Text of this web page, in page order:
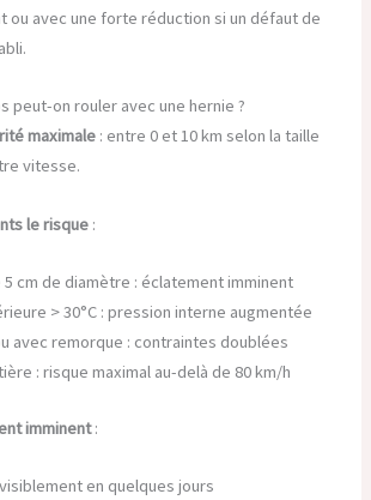
ou avec une forte réduction si un défaut de
peut-on rouler avec une hernie ?
maximale: entre 0 et 10 km selon la taille
vitesse.
le risque:
cm de diamètre : éclatement imminent
> 30°C : pression interne augmentée
avec remorque : contraintes doublées
: risque maximal au-delà de 80 km/h
imminent:
en quelques jours